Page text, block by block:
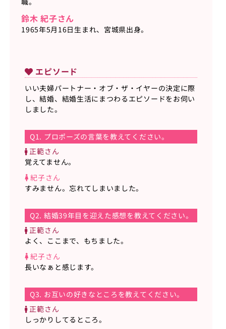
鈴木 紀子さん
1965年5月16日生まれ、宮城県出身。
エピソード
いい夫婦パートナー・オブ・ザ・イヤーの決定に際
し、結婚、結婚生活にまつわるエピソードをお伺い
しました。
Q1. プロポーズの言葉を教えてください。
正範さん
覚えてません。
紀子さん
すみません。忘れてしまいました。
Q2. 結婚39年目を迎えた感想を教えてください。
正範さん
よく、ここまで、もちました。
紀子さん
長いなぁと感じます。
Q3. お互いの好きなところを教えてください。
正範さん
しっかりしてるところ。